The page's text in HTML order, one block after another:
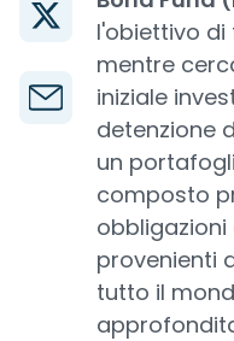
l'obiettivo
mentre
iniziale
detenzione
un
composto
provenienti
tutto il